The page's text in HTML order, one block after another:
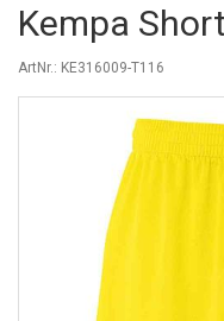
Kempa
ArtNr.: KE316009-T116